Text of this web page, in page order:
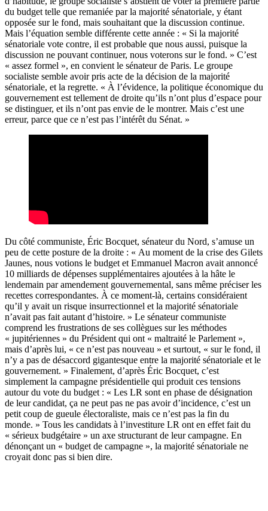
du budget telle que remaniée par la majorité sénatoriale, y étant
opposée sur le fond, mais souhaitant que la discussion continue.
Mais l’équation semble différente cette année : « Si la majorité
sénatoriale vote contre, il est probable que nous aussi, puisque la
discussion ne pouvant continuer, nous voterons sur le fond. » C’est
« assez formel », en convient le sénateur de Paris. Le groupe
socialiste semble avoir pris acte de la décision de la majorité
sénatoriale, et la regrette. « À l’évidence, la politique économique du
gouvernement est tellement de droite qu’ils n’ont plus d’espace pour
se distinguer, et ils n’ont pas envie de le montrer. Mais c’est une
erreur, parce que ce n’est pas l’intérêt du Sénat. »
Du côté communiste, Éric Bocquet, sénateur du Nord, s’amuse un
peu de cette posture de la droite : « Au moment de la crise des Gilets
Jaunes, nous votions le budget et Emmanuel Macron avait annoncé
10 milliards de dépenses supplémentaires ajoutées à la hâte le
lendemain par amendement gouvernemental, sans même préciser les
recettes correspondantes. À ce moment-là, certains considéraient
qu’il y avait un risque insurrectionnel et la majorité sénatoriale
n’avait pas fait autant d’histoire. » Le sénateur communiste
comprend les frustrations de ses collègues sur les méthodes
« jupitériennes » du Président qui ont « maltraité le Parlement »,
mais d’après lui, « ce n’est pas nouveau » et surtout, « sur le fond, il
n’y a pas de désaccord gigantesque entre la majorité sénatoriale et le
gouvernement. » Finalement, d’après Éric Bocquet, c’est
simplement la campagne présidentielle qui produit ces tensions
autour du vote du budget : « Les LR sont en phase de désignation
de leur candidat, ça ne peut pas ne pas avoir d’incidence, c’est un
petit coup de gueule électoraliste, mais ce n’est pas la fin du
monde. » Tous les candidats à l’investiture LR ont en effet fait du
« sérieux budgétaire » un axe structurant de leur campagne. En
dénonçant un « budget de campagne », la majorité sénatoriale ne
croyait donc pas si bien dire.